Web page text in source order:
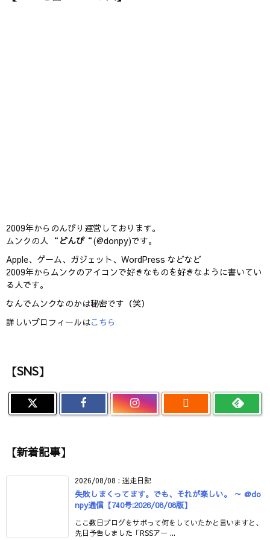
2009年からのんびり運営しております。
ムンクの人 “ どんぴ“(@donpy)です。
Apple、ゲーム、ガジェット、WordPress などなど
2009年からムンクのアイコンで好きなものを好きなように書いてい
る人です。
なんでムンクなのかは秘密です（笑）
詳しいプロフィールはこちら
【SNS】

【新着記事】
2026/08/08 : 迷走日記
失敗しまくってます。でも、それが楽しい。 ～ @do
npy通信【740号:2026/08/08版】
ここ数日ブログをサボって何をしていたかと言いますと、
先日予告しました「RSSアー ...